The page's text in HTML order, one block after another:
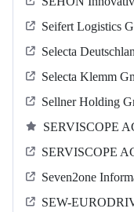
Seifert Logistics
Selecta
Selecta Klemm
Sellner Holding
SERVISCOPE
SERVISCOPE
Seven2one
SEW-